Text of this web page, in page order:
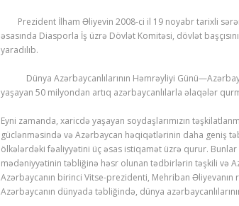
Prezident İlham Əliyevin 2008-ci il 19 noyabr tarixli
əsasında Diasporla İş üzrə Dövlət Komitəsi, dövlət
yaradılıb.
Dünya Azərbaycanlılarının Həmrəyliyi
yaşayan 50 milyondan artıq azərbaycanlılarla əlaqələr
Eyni zamanda, xaricdə yaşayan soydaşlarımızın
güclənməsində və Azərbaycan həqiqətlərinin daha geniş
ölkələrdəki fəaliyyətini üç əsas istiqamət üzrə qurur.
mədəniyyətinin təbliğinə həsr olunan tədbirlərin təşkili və
Azərbaycanın birinci Vitse-prezidenti, Mehriban
Azərbaycanın dünyada təbliğində, dünya